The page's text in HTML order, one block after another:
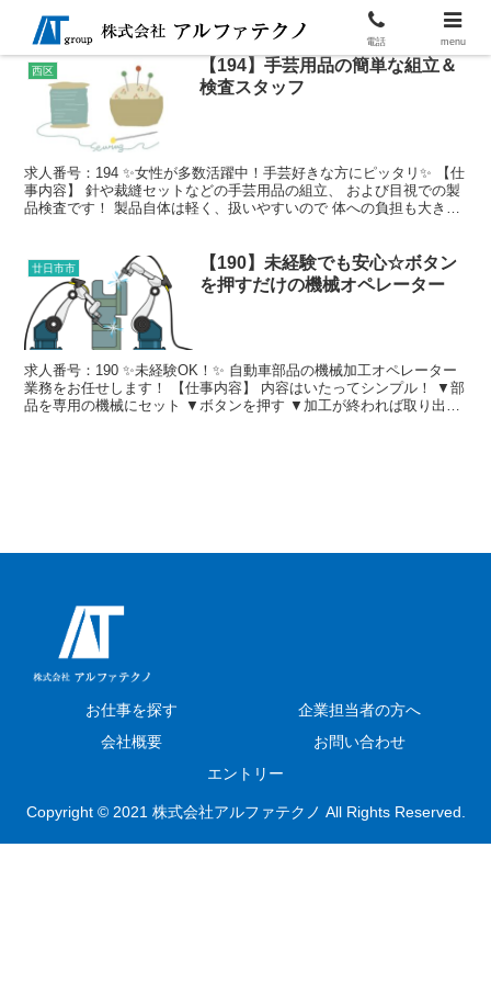
西区
【194】手芸用品の簡単な組立＆
検査スタッフ
求人番号：194 ✨女性が多数活躍中！手芸好きな方にピッタリ✨ 【仕
事内容】 針や裁縫セットなどの手芸用品の組立、 および目視での製
品検査です！ 製品自体は軽く、扱いやすいので 体への負担も大きく
廿日市市
【190】未経験でも安心☆ボタン
を押すだけの機械オペレーター
求人番号：190 ✨未経験OK！✨ 自動車部品の機械加工オペレーター
業務をお任せします！ 【仕事内容】 内容はいたってシンプル！ ▼部
品を専用の機械にセット ▼ボタンを押す ▼加工が終われば取り出す
お仕事を探す
企業担当者の方へ
会社概要
お問い合わせ
エントリー
Copyright © 2021 株式会社アルファテクノ All Rights Reserved.
menu
電話